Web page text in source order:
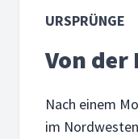
URSPRÜNGE
Von der
Nach einem
im